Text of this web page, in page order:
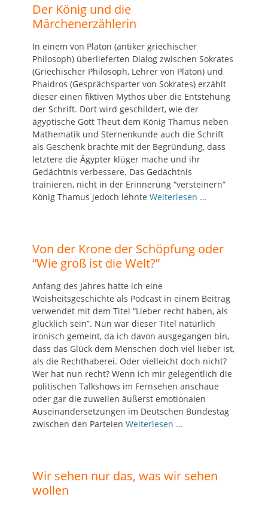
Der König und die
Märchenerzählerin
In einem von Platon (antiker griechischer
Philosoph) überlieferten Dialog zwischen Sokrates
(Griechischer Philosoph, Lehrer von Platon) und
Phaidros (Gesprächsparter von Sokrates) erzählt
dieser einen fiktiven Mythos über die Entstehung
der Schrift. Dort wird geschildert, wie der
ägyptische Gott Theut dem König Thamus neben
Mathematik und Sternenkunde auch die Schrift
als Geschenk brachte mit der Begründung, dass
letztere die Ägypter klüger mache und ihr
Gedächtnis verbessere. Das Gedächtnis
trainieren, nicht in der Erinnerung “versteinern”
König Thamus jedoch lehnte Weiterlesen …
Von der Krone der Schöpfung oder
“Wie groß ist die Welt?”
Anfang des Jahres hatte ich eine
Weisheitsgeschichte als Podcast in einem Beitrag
verwendet mit dem Titel “Lieber recht haben, als
glücklich sein”. Nun war dieser Titel natürlich
ironisch gemeint, da ich davon ausgegangen bin,
dass das Glück dem Menschen doch viel lieber ist,
als die Rechthaberei. Oder vielleicht doch nicht?
Wer hat nun recht? Wenn ich mir gelegentlich die
politischen Talkshows im Fernsehen anschaue
oder gar die zuweilen äußerst emotionalen
Auseinandersetzungen im Deutschen Bundestag
zwischen den Parteien Weiterlesen …
Wir sehen nur das, was wir sehen
wollen